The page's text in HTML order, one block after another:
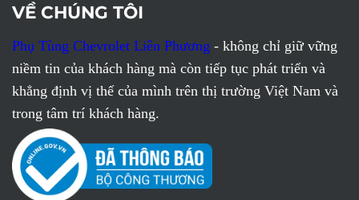
VỀ CHÚNG TÔI
Phụ Tùng Chevrolet Liên Phương - không chỉ giữ vững
niềm tin của khách hàng mà còn tiếp tục phát triển và
khẳng định vị thế của mình trên thị trường Việt Nam và
trong tâm trí khách hàng.